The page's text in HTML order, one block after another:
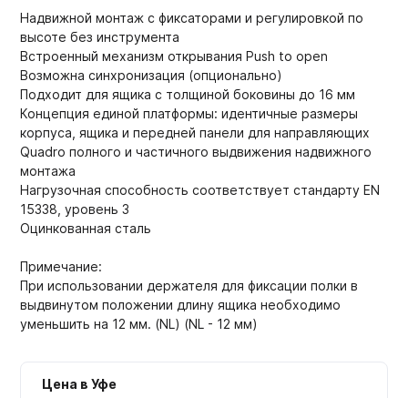
Надвижной монтаж с фиксаторами и регулировкой по
высоте без инструмента
Встроенный механизм открывания Push to open
Возможна синхронизация (опционально)
Подходит для ящика с толщиной боковины до 16 мм
Концепция единой платформы: идентичные размеры
корпуса, ящика и передней панели для направляющих
Quadro полного и частичного выдвижения надвижного
монтажа
Нагрузочная способность соответствует стандарту EN
15338, уровень 3
Оцинкованная сталь
Примечание:
При использовании держателя для фиксации полки в
выдвинутом положении длину ящика необходимо
уменьшить на 12 мм. (NL) (NL - 12 мм)
Цена в Уфе